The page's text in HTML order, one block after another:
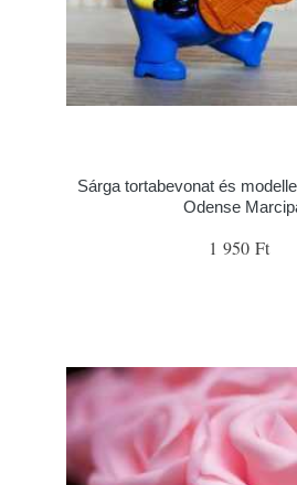
Sárga tortabevonat és
Odense
1 950 Ft